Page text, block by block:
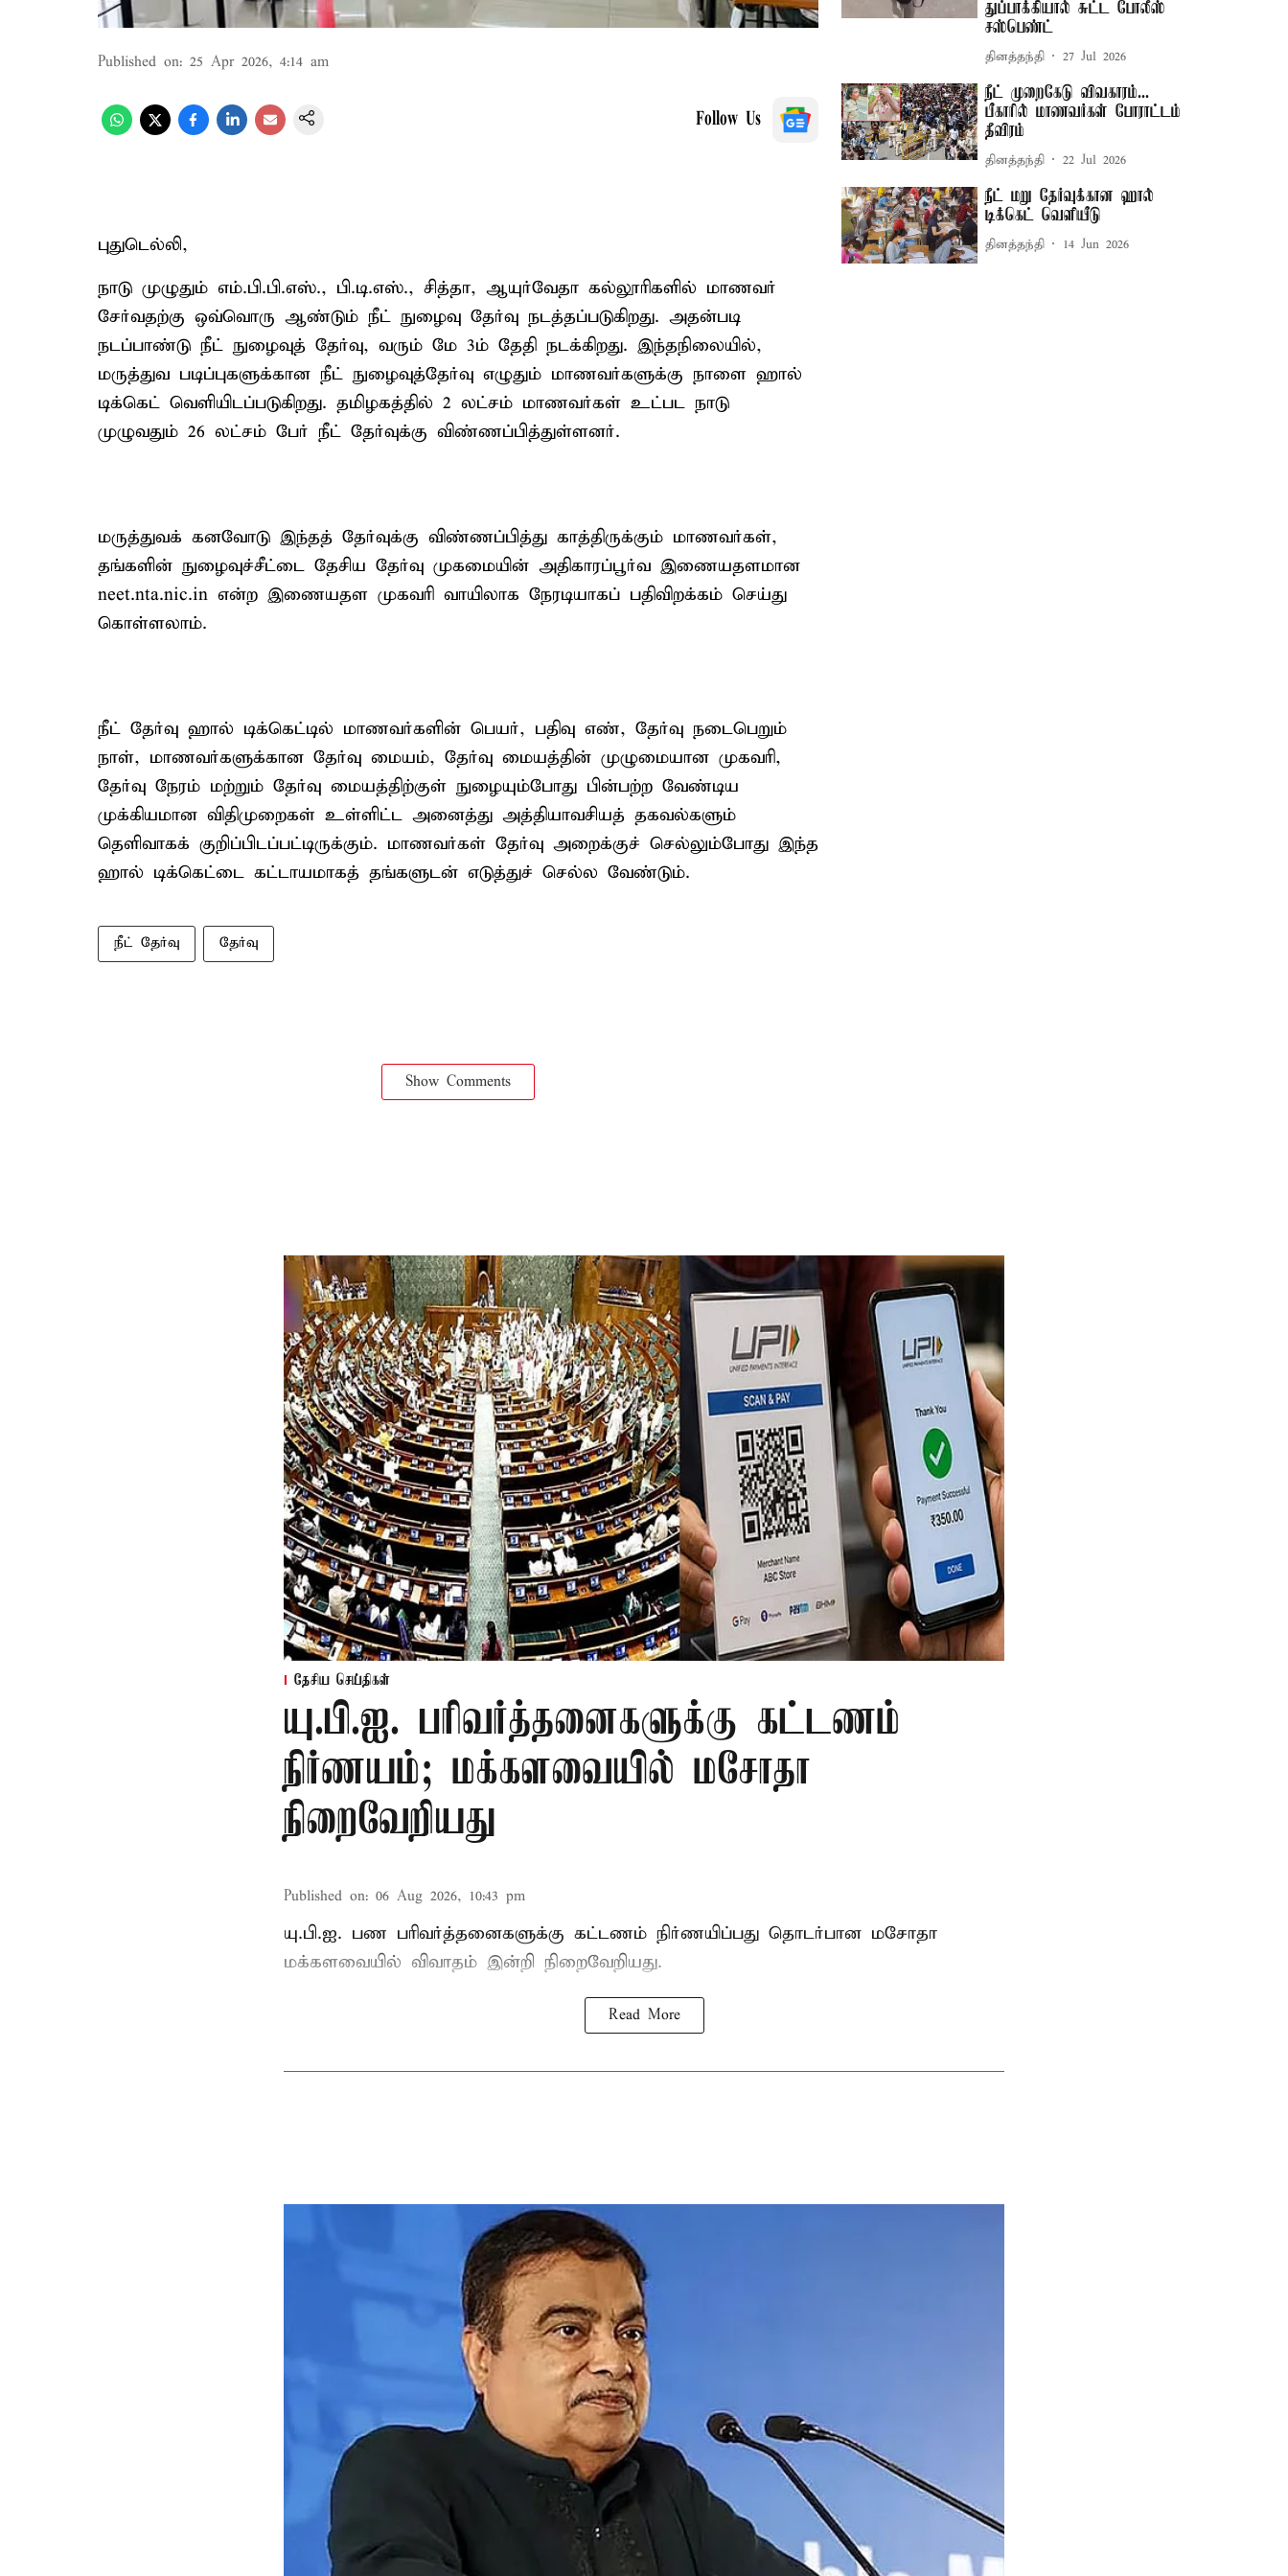
Published on: 25 Apr 2026, 4:14 am
Follow Us
புதுடெல்லி,
நாடு முழுதும் எம்.பி.பி.எஸ்., பி.டி.எஸ்., சித்தா, ஆயுர்வேதா கல்லூரிகளில் மாணவர்
சேர்வதற்கு ஒவ்வொரு ஆண்டும் நீட் நுழைவு தேர்வு நடத்தப்படுகிறது. அதன்படி
நடப்பாண்டு நீட் நுழைவுத் தேர்வு, வரும் மே 3ம் தேதி நடக்கிறது. இந்தநிலையில்,
மருத்துவ படிப்புகளுக்கான நீட் நுழைவுத்தேர்வு எழுதும் மாணவர்களுக்கு நாளை ஹால்
டிக்கெட் வெளியிடப்படுகிறது. தமிழகத்தில் 2 லட்சம் மாணவர்கள் உட்பட நாடு
முழுவதும் 26 லட்சம் பேர் நீட் தேர்வுக்கு விண்ணப்பித்துள்ளனர்.
மருத்துவக் கனவோடு இந்தத் தேர்வுக்கு விண்ணப்பித்து காத்திருக்கும் மாணவர்கள்,
தங்களின் நுழைவுச்சீட்டை தேசிய தேர்வு முகமையின் அதிகாரப்பூர்வ இணையதளமான
neet.nta.nic.in என்ற இணையதள முகவரி வாயிலாக நேரடியாகப் பதிவிறக்கம் செய்து
கொள்ளலாம்.
நீட் தேர்வு ஹால் டிக்கெட்டில் மாணவர்களின் பெயர், பதிவு எண், தேர்வு நடைபெறும்
நாள், மாணவர்களுக்கான தேர்வு மையம், தேர்வு மையத்தின் முழுமையான முகவரி,
தேர்வு நேரம் மற்றும் தேர்வு மையத்திற்குள் நுழையும்போது பின்பற்ற வேண்டிய
முக்கியமான விதிமுறைகள் உள்ளிட்ட அனைத்து அத்தியாவசியத் தகவல்களும்
தெளிவாகக் குறிப்பிடப்பட்டிருக்கும். மாணவர்கள் தேர்வு அறைக்குச் செல்லும்போது இந்த
ஹால் டிக்கெட்டை கட்டாயமாகத் தங்களுடன் எடுத்துச் செல்ல வேண்டும்.
நீட் தேர்வு தேர்வு
Show Comments
துப்பாக்கியால் சுட்ட போலீஸ்
சஸ்பெண்ட்
தினத்தந்தி 27 Jul 2026
நீட் முறைகேடு விவகாரம்...
பீகாரில் மாணவர்கள் போராட்டம்
தீவிரம்
தினத்தந்தி 22 Jul 2026
நீட் மறு தேர்வுக்கான ஹால்
டிக்கெட் வெளியீடு
தினத்தந்தி 14 Jun 2026
தேசிய செய்திகள்
யு.பி.ஐ. பரிவர்த்தனைகளுக்கு கட்டணம்
நிர்ணயம்; மக்களவையில் மசோதா
நிறைவேறியது
Published on: 06 Aug 2026, 10:43 pm
யு.பி.ஐ. பண பரிவர்த்தனைகளுக்கு கட்டணம் நிர்ணயிப்பது தொடர்பான மசோதா
மக்களவையில் விவாதம் இன்றி நிறைவேறியது.
Read More